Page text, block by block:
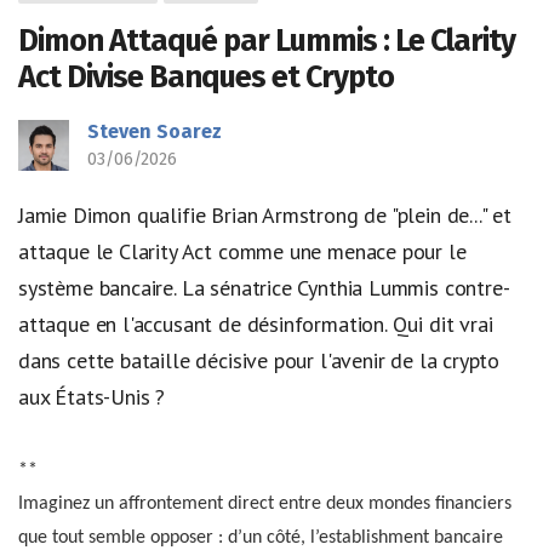
Dimon Attaqué par Lummis : Le Clarity
Act Divise Banques et Crypto
Steven Soarez
03/06/2026
Jamie Dimon qualifie Brian Armstrong de "plein de..." et
attaque le Clarity Act comme une menace pour le
système bancaire. La sénatrice Cynthia Lummis contre-
attaque en l'accusant de désinformation. Qui dit vrai
dans cette bataille décisive pour l'avenir de la crypto
aux États-Unis ?
**
Imaginez un affrontement direct entre deux mondes financiers
que tout semble opposer : d’un côté, l’establishment bancaire